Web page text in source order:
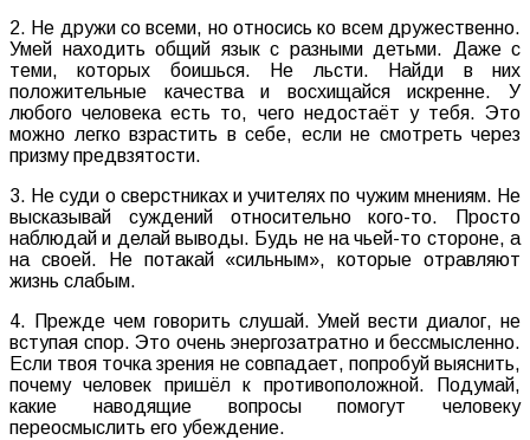
2. Не дружи со всеми, но относись ко всем дружественно.
Умей находить общий язык с разными детьми. Даже с
теми, которых боишься. Не льсти. Найди в них
положительные качества и восхищайся искренне. У
любого человека есть то, чего недостаёт у тебя. Это
можно легко взрастить в себе, если не смотреть через
призму предвзятости.
3. Не суди о сверстниках и учителях по чужим мнениям. Не
высказывай суждений относительно кого-то. Просто
наблюдай и делай выводы. Будь не на чьей-то стороне, а
на своей. Не потакай «сильным», которые отравляют
жизнь слабым.
4. Прежде чем говорить слушай. Умей вести диалог, не
вступая спор. Это очень энергозатратно и бессмысленно.
Если твоя точка зрения не совпадает, попробуй выяснить,
почему человек пришёл к противоположной. Подумай,
какие наводящие вопросы помогут человеку
переосмыслить его убеждение.